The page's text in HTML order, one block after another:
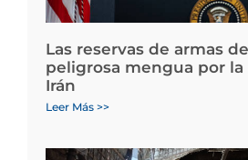
Las reservas de armas
peligrosa mengua por la
Irán
Leer Más >>